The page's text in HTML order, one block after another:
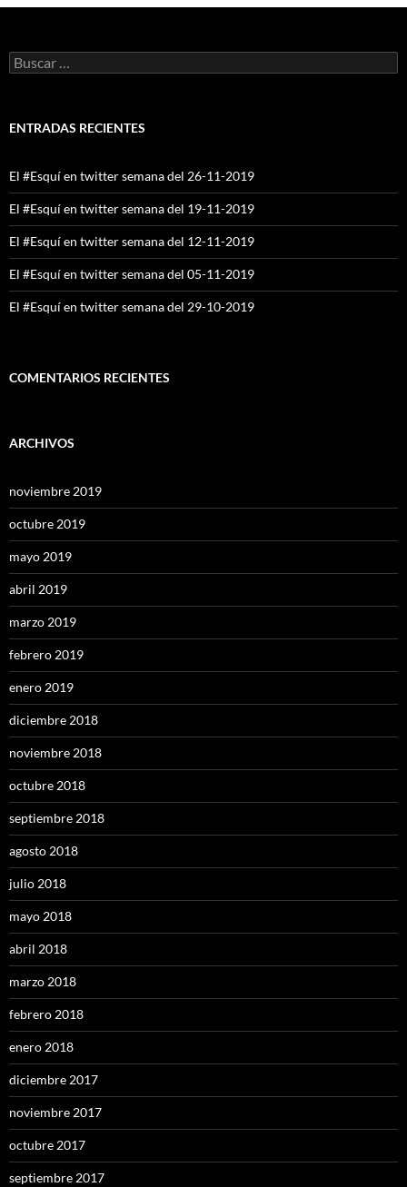
Buscar:
ENTRADAS RECIENTES
El #Esquí en twitter semana del 26-11-2019
El #Esquí en twitter semana del 19-11-2019
El #Esquí en twitter semana del 12-11-2019
El #Esquí en twitter semana del 05-11-2019
El #Esquí en twitter semana del 29-10-2019
COMENTARIOS RECIENTES
ARCHIVOS
noviembre 2019
octubre 2019
mayo 2019
abril 2019
marzo 2019
febrero 2019
enero 2019
diciembre 2018
noviembre 2018
octubre 2018
septiembre 2018
agosto 2018
julio 2018
mayo 2018
abril 2018
marzo 2018
febrero 2018
enero 2018
diciembre 2017
noviembre 2017
octubre 2017
septiembre 2017